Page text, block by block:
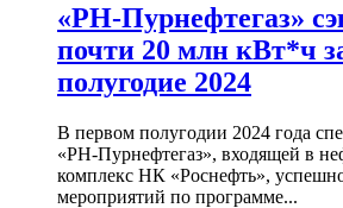
«РН-Пурнефтегаз»
почти 20 млн кВт*ч
полугодие 2024
В первом полугодии 2024 года
«РН-Пурнефтегаз», входящей в
комплекс НК «Роснефть»,
мероприятий по программе...